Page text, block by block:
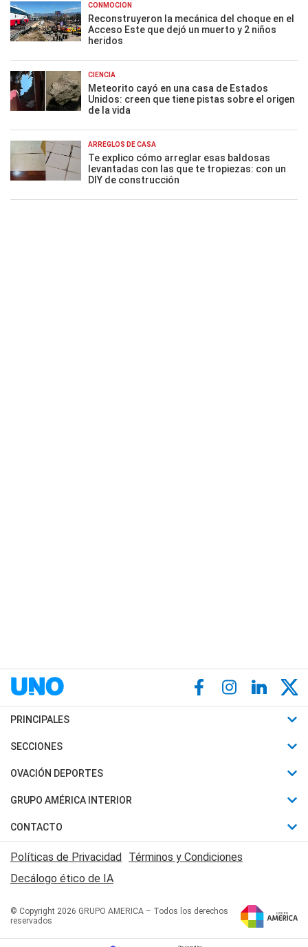
CONMOCIÓN
Reconstruyeron la mecánica del choque en el
Acceso Este que dejó un muerto y 2 niños
heridos
CIENCIA
Meteorito cayó en una casa de Estados
Unidos: creen que tiene pistas sobre el origen
de la vida
ARREGLOS DE CASA
Te explico cómo arreglar esas baldosas
levantadas con las que te tropiezas: con un
DIY de construcción
PRINCIPALES
Últimas Noticias
Política
Judiciales
Economia
SECCIONES
Horóscopo
Motores
Trucos caseros
Series y Películas
Edictos y Solicitadas
OVACIÓN DEPORTES
Fútbol
Mundial
Automovilismo
Rugby
Tenis
Básquet
GRUPO AMÉRICA INTERIOR
Canal 7 en Vivo
San Juan 8
CONTACTO
Acerca de Nosotros
Contactanos
Políticas de Privacidad Términos y Condiciones
Decálogo ético de IA
© Copyright 2026 GRUPO AMERICA – Todos los derechos
reservados